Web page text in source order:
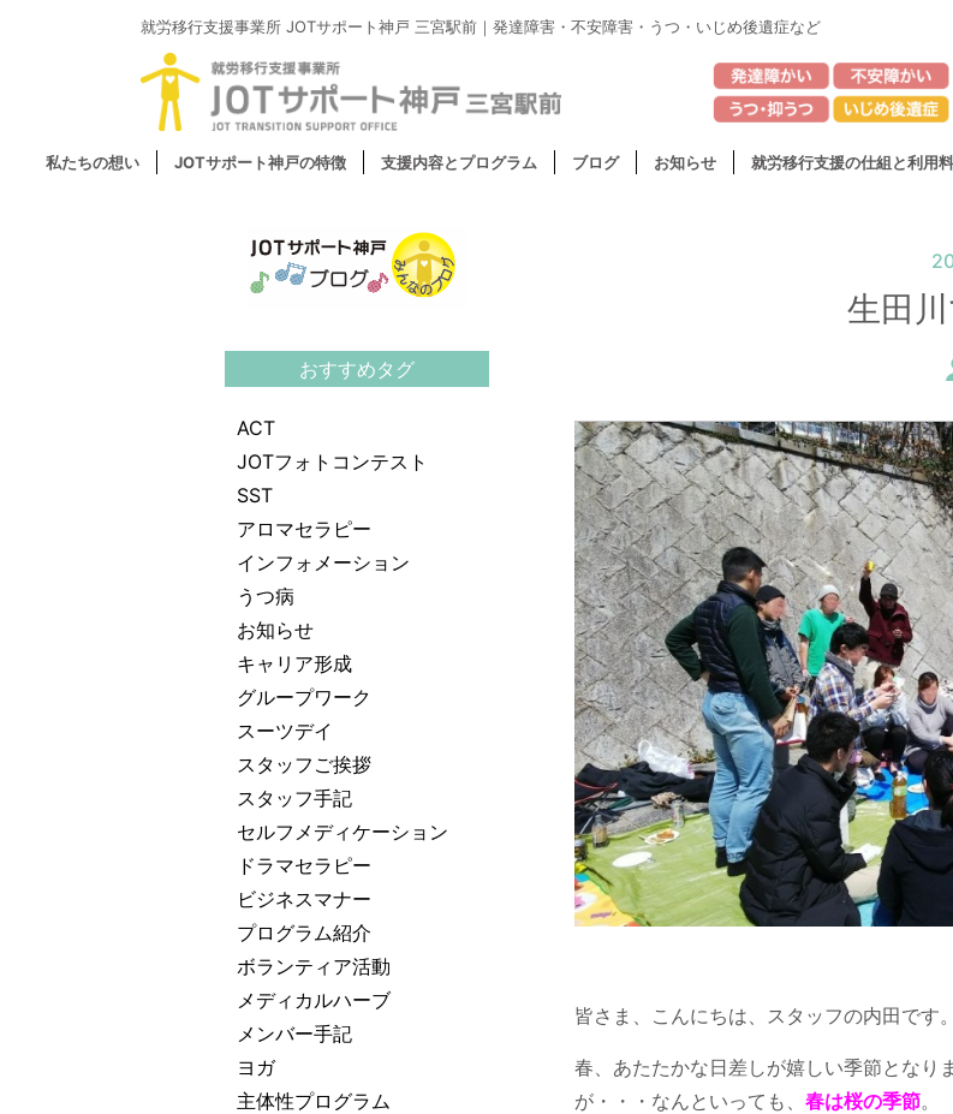
就労移行支援事業所 JOTサポート神戸 三宮駅前｜ 発達障害・不安障害・うつ・いじめ後遺症など
私たちの想い JOTサポート神戸の特徴 支援内容とプログラム ブログ お知らせ 就労移行支援の仕組と利用
おすすめタグ
ACT
JOTフォトコンテスト
SST
アロマセラピー
インフォメーション
うつ病
お知らせ
キャリア形成
グループワーク
スーツデイ
スタッフご挨拶
スタッフ手記
セルフメディケーション
ドラマセラピー
ビジネスマナー
プログラム紹介
ボランティア活動
メディカルハーブ
メンバー手記
ヨガ
主体性プログラム
生田
皆さま、こんにちは、スタッフの内田です。
春、あたたかな日差しが嬉しい季節となり
が・・・なんといっても、 春は桜の季節。